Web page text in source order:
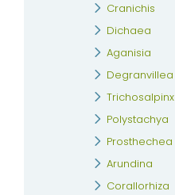
Cranichis
Dichaea
Aganisia
Degranvillea
Trichosalpinx
Polystachya
Prosthechea
Arundina
Corallorhiza